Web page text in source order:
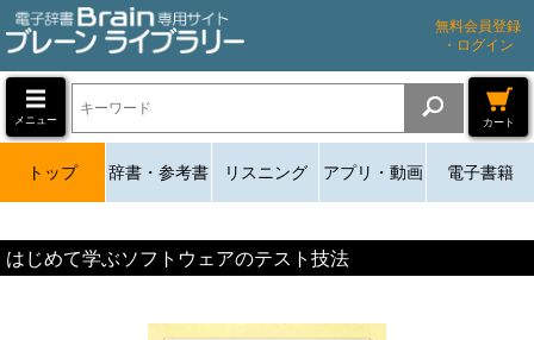
無料会員登録
・ログイン
メニュー カート
トップ 辞書・参考書 リスニング アプリ・動画 電子書籍
はじめて学ぶソフトウェアのテスト技法